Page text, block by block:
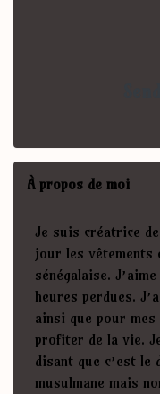
À propos de moi
Je suis créatrice
jour les vêtements
sénégalaise.
heures perdues.
ainsi que pour
profiter de la vie.
disant que c’est le
musulmane mais